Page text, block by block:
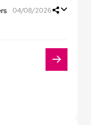
04/08/2026